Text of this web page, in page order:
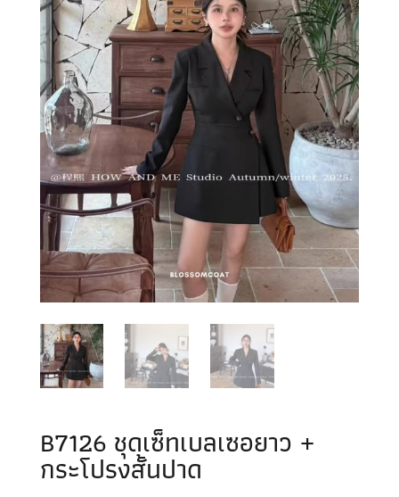
B7126 ชุดเซ็ทเบลเซอยาว +
กระโปรงสั้นปาด